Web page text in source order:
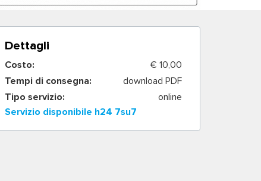
Dettagli
Costo:
€ 10,00
Tempi di consegna:
download PDF
Tipo servizio:
online
Servizio disponibile h24 7su7